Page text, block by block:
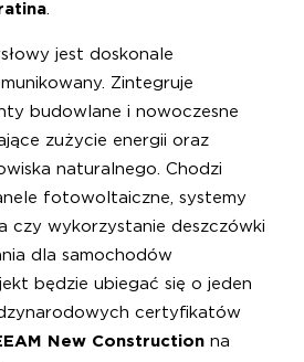
.
jest doskonale
Zintegruje
budowlane i nowoczesne
zużycie energii oraz
naturalnego. Chodzi
fotowoltaiczne, systemy
czy wykorzystanie deszczówki
dla samochodów
będzie ubiegać się o jeden
certyfikatów
New Construction na